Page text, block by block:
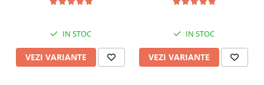
IN STOC
VEZI VARIANTE
IN STOC
VEZI VARIANTE